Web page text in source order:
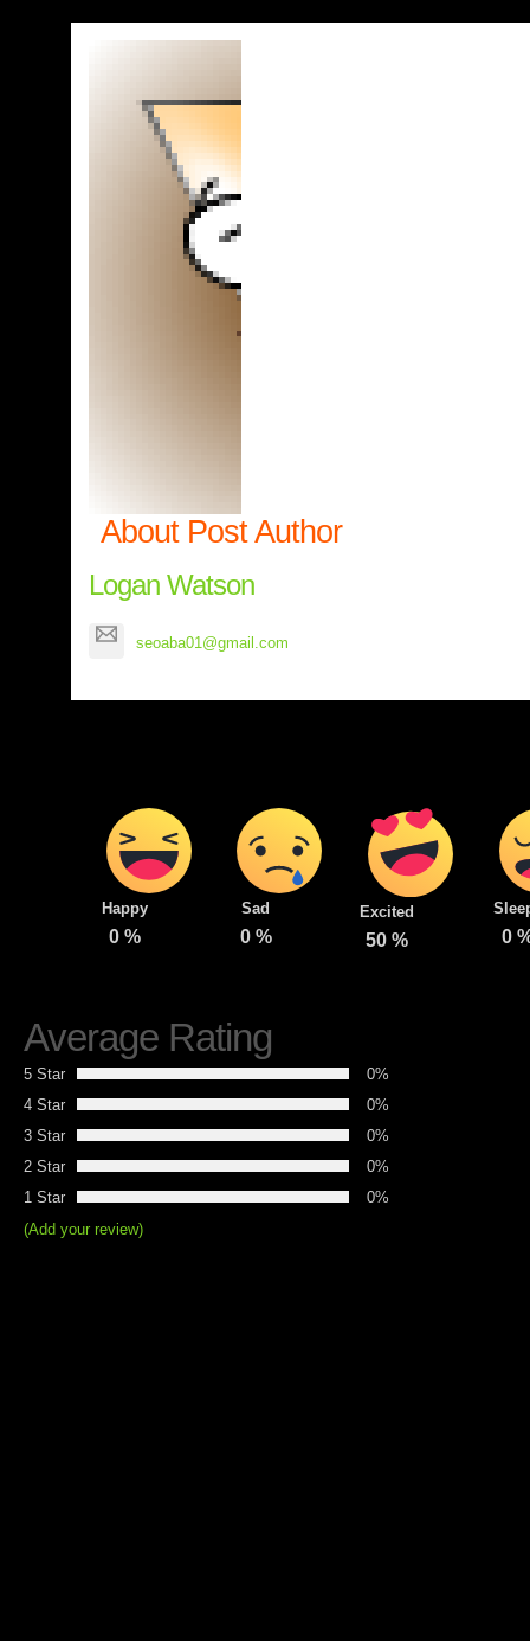
About Post Author
Logan Watson
seoaba01@gmail.com
Happy
0 %
Sad
0%
Excited
50 % 0
Average Rating
5 Star
0%
4 Star
0%
3 Star
0%
2 Star
0%
1 Star
0%
(Add your review)